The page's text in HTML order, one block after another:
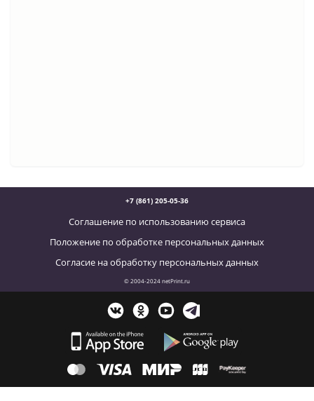
+7 (861) 205-05-36
Соглашение по использованию сервиса
Положение по обработке персональных данных
Согласие на обработку персональных данных
© 2004-2024 netPrint.ru